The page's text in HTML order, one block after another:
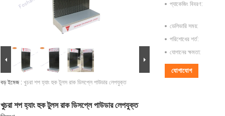
বড় ইমেজ : খুচরা শপ হ্যাং হুক টুলস রাক ডিসপ্লে পাউডার লেপযুক্ত
প্যাকেজিং বিবরণ:
ডেলিভারি সময়:
পরিশোধের শর্ত:
যোগানের ক্ষমতা:
যোগাযোগ
খুচরা শপ হ্যাং হুক টুলস রাক ডিসপ্লে পাউডার লেপযুক্ত